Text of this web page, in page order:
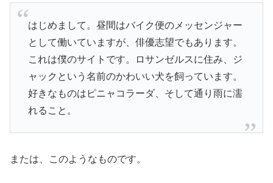
はじめまして。昼間はバイク便のメッセンジャー
として働いていますが、俳優志望でもあります。
これは僕のサイトです。ロサンゼルスに住み、ジ
ャックという名前のかわいい犬を飼っています。
好きなものはピニャコラーダ、そして通り雨に濡
れること。
または、このようなものです。